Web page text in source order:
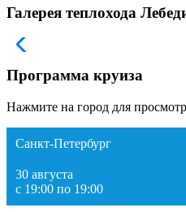
Галерея теплохода
Программа круиза
Нажмите на город для
Санкт-Петербург
30 августа
с 19:00 по 19:00